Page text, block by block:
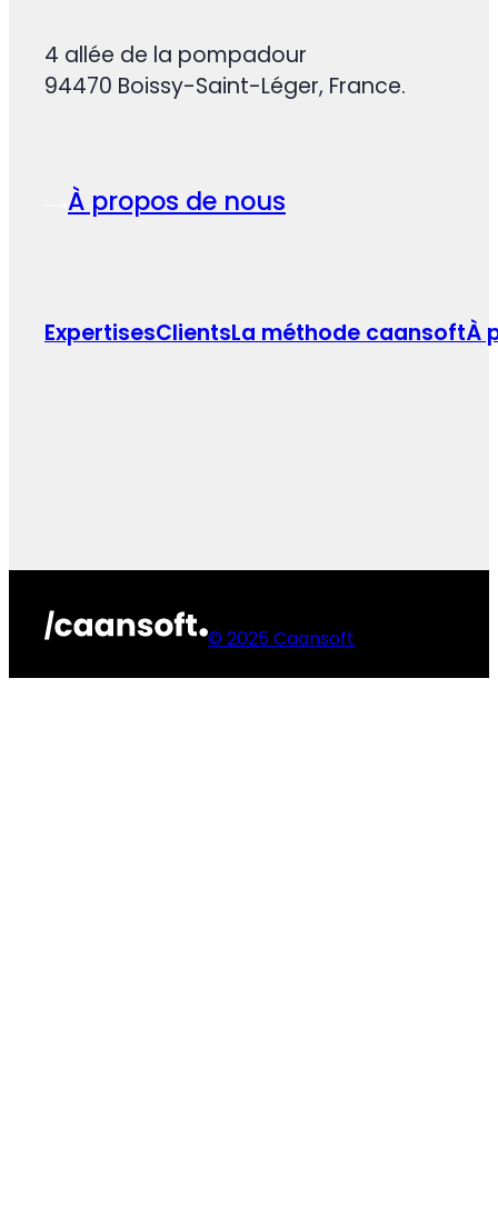
4 allée de la pompadour
94470 Boissy-Saint-Léger, France.
ExpertisesClientsLa méthode caansoftÀ
À propos de nous
© 2025 Caansoft